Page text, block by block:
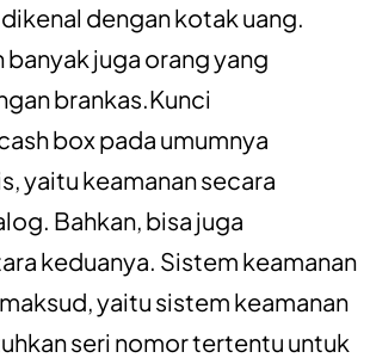
dengan kotak uang.
banyak juga orang yang
brankas.Kunci
box pada umumnya
yaitu keamanan secara
Bahkan, bisa juga
keduanya. Sistem keamanan
yaitu sistem keamanan
seri nomor tertentu untuk